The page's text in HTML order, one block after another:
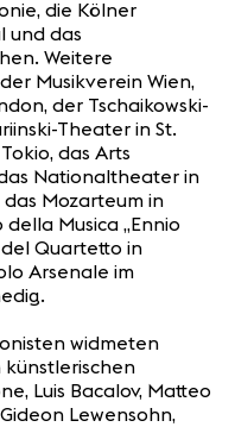
die Kölner
und das
Weitere
Musikverein Wien,
der Tschaikowski-
Theater in St.
das Arts
Nationaltheater in
das Mozarteum in
Musica „Ennio
del Quartetto in
Arsenale im
widmeten
künstlerischen
Luis Bacalov, Matteo
Lewensohn,